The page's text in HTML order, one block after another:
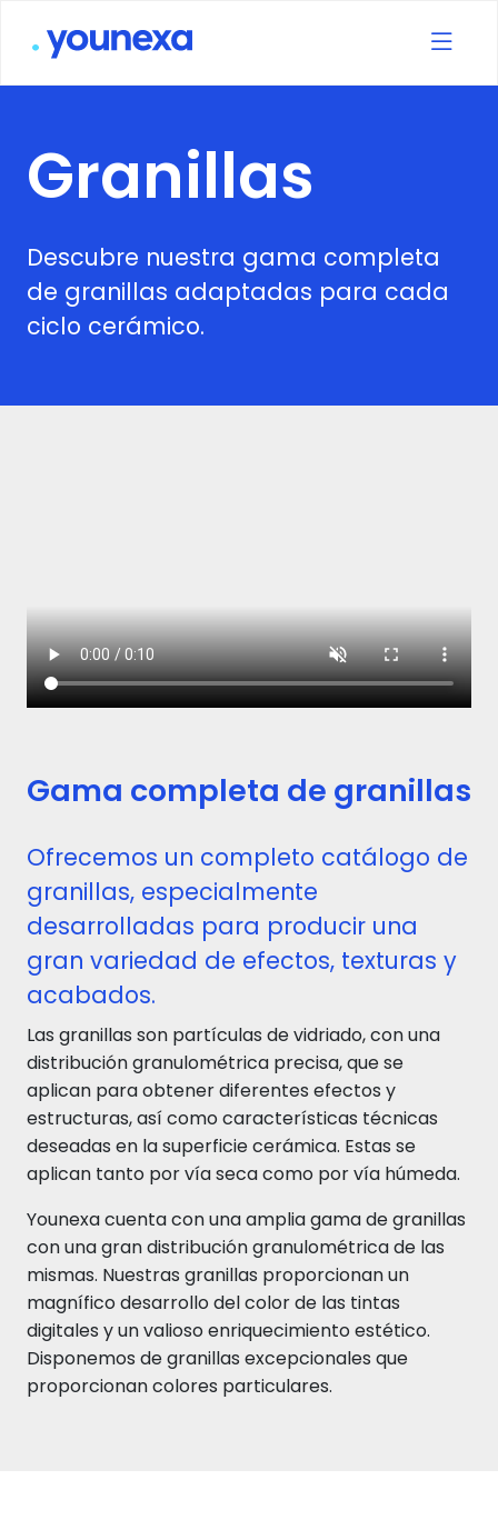
Granillas
Descubre nuestra gama completa
de granillas adaptadas para cada
ciclo cerámico.
Gama completa de granillas
Ofrecemos un completo catálogo de
granillas, especialmente
desarrolladas para producir una
gran variedad de efectos, texturas y
acabados.
Las granillas son partículas de vidriado, con una
distribución granulométrica precisa, que se
aplican para obtener diferentes efectos y
estructuras, así como características técnicas
deseadas en la superficie cerámica. Estas se
aplican tanto por vía seca como por vía húmeda.
Younexa cuenta con una amplia gama de granillas
con una gran distribución granulométrica de las
mismas. Nuestras granillas proporcionan un
magnífico desarrollo del color de las tintas
digitales y un valioso enriquecimiento estético.
Disponemos de granillas excepcionales que
proporcionan colores particulares.